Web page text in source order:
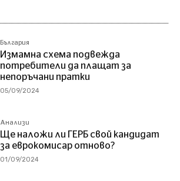
България
Измамна схема подвежда
потребители да плащат за
непоръчани пратки
05/09/2024
Анализи
Ще наложи ли ГЕРБ свой кандидат
за еврокомисар отново?
01/09/2024